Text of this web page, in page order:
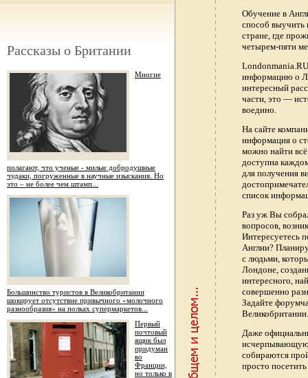
Рассказы о Британии
Многие
полагают, что ученые - милые добродушные
чудаки, погруженные в научные изыскания. Но
это – не более чем штамп...
Большинство туристов в Великобритании
шокирует отсутствие привычного «молочного
разнообразия» на полках супермаркетов...
Первый
почтовый
ящик был
придуман
во
Франции,
но только в
Обучение в
способ выучить
стране, где
четырем-пяти
информацию о
интересный
части, это —
воедино.
На сайте
информация о
можно найти
доступна
для получения
список
Раз уж Вы
вопросов,
Интересуетесь
Англии?
с людьми,
Лондоне,
интересного,
совершенно
Задайте
Даже
исчерпывающую
собираются
просто